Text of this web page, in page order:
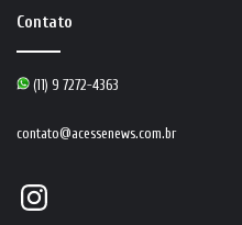
Contato
(11) 9 7272-4363
contato@acessenews.com.br
Instagram